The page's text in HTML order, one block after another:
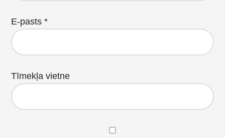
E-pasts*
Tīmekļa vietne